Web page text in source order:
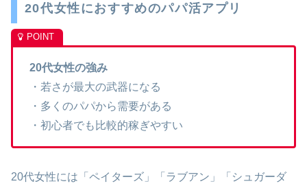
20代女性におすすめのパパ活アプリ
20代女性の強み
・若さが最大の武器になる
・多くのパパから需要がある
・初心者でも比較的稼ぎやすい
20代女性には「ペイターズ」「ラブアン」「シュガーダ